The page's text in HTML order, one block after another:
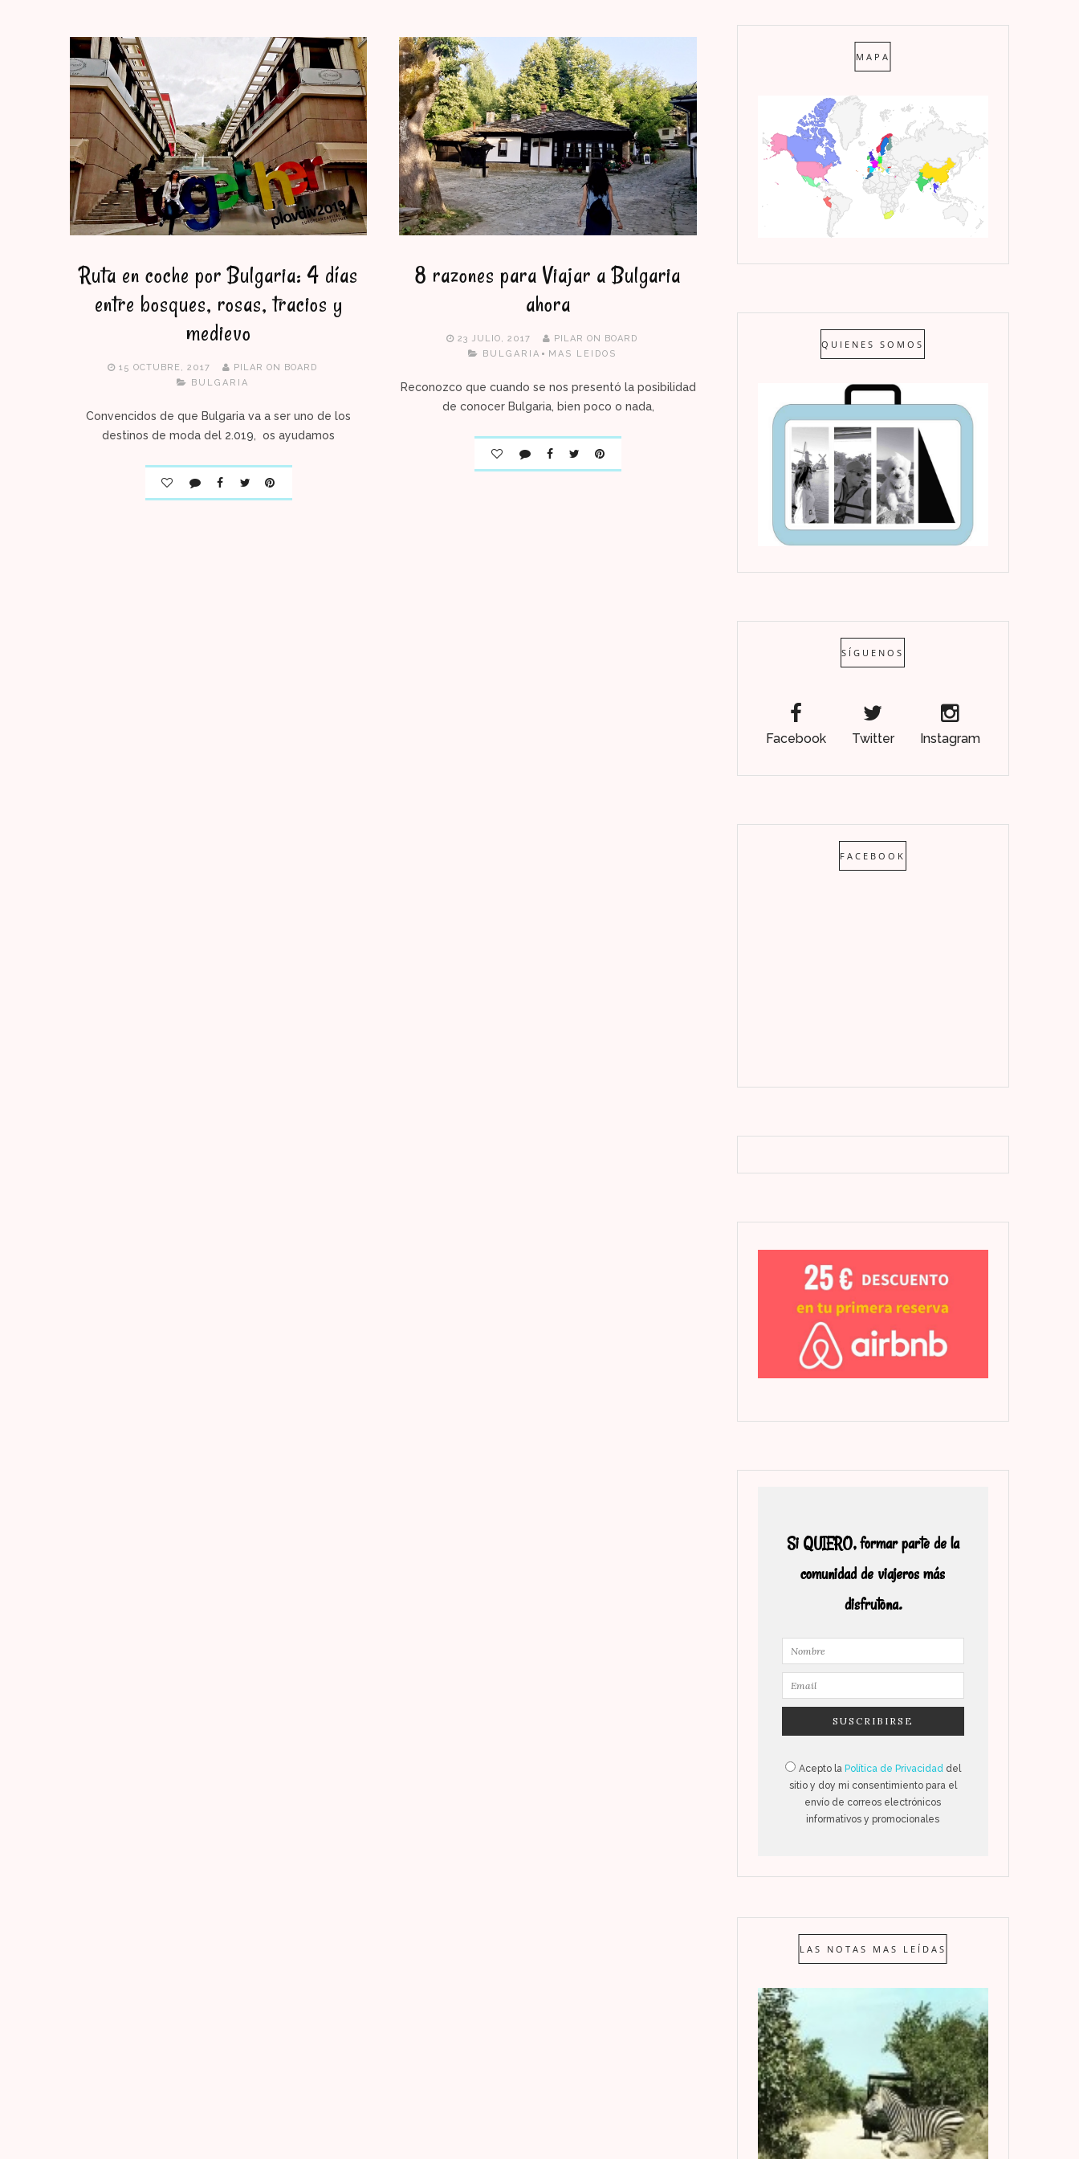
Ruta en coche por Bulgaria: 4 días
entre bosques, rosas, tracios y
medievo
15 OCTUBRE, 2017
PILAR ON BOARD
BULGARIA
Convencidos de que Bulgaria va a ser uno de los
destinos de moda del 2.019, os ayudamos
8 razones para Viajar a Bulgaria
ahora
23 JULIO, 2017
PILAR ON BOARD
BULGARIA
MAS LEIDOS
Reconozco que cuando se nos presentó la posibilidad
de conocer Bulgaria, bien poco o nada,
MAPA
QUIENES SOMOS
SÍGUENOS
Facebook Twitter Instagram
FACEBOOK
Si QUIERO, formar parte de la
comunidad de viajeros más
disfrutona.
Acepto la Política de Privacidad del
sitio y doy mi consentimiento para el
envío de correos electrónicos
informativos y promocionales
LAS NOTAS MAS LEÍDAS